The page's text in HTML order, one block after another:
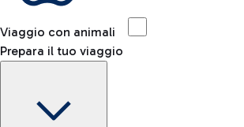
Viaggio con animali
Prepara il tuo viaggio